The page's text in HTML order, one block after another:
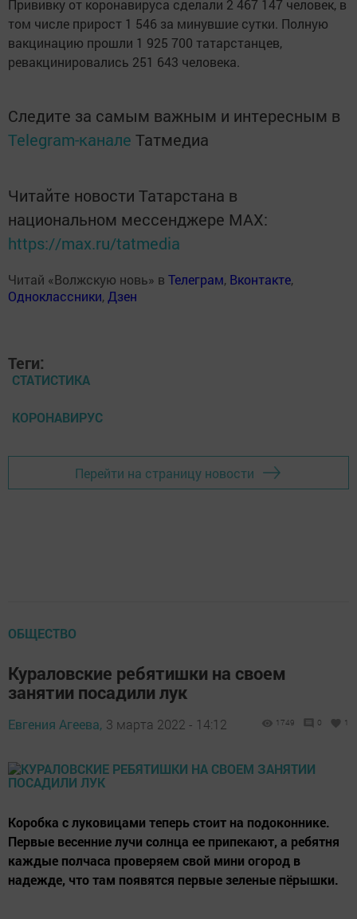
Прививку от коронавируса сделали 2 467 147 человек, в
том числе прирост 1 546 за минувшие сутки. Полную
вакцинацию прошли 1 925 700 татарстанцев,
ревакцинировались 251 643 человека.
Следите за самым важным и интересным в
Telegram-канале Татмедиа
Читайте новости Татарстана в
национальном мессенджере MАХ:
https://max.ru/tatmedia
Читай «Волжскую новь» в Телеграм, Вконтакте,
Одноклассники, Дзен
Теги:
СТАТИСТИКА
КОРОНАВИРУС
Перейти на страницу новости
ОБЩЕСТВО
Кураловские ребятишки на своем
занятии посадили лук
Евгения Агеева, 3 марта 2022 - 14:12 1749 0 1
Коробка с луковицами теперь стоит на подоконнике.
Первые весенние лучи солнца ее припекают, а ребятня
каждые полчаса проверяем свой мини огород в
надежде, что там появятся первые зеленые пёрышки.